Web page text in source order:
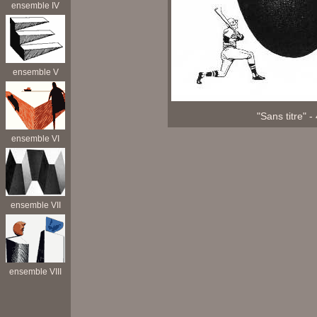
ensemble IV
ensemble V
ensemble VI
ensemble VII
ensemble VIII
"Sans titre" -